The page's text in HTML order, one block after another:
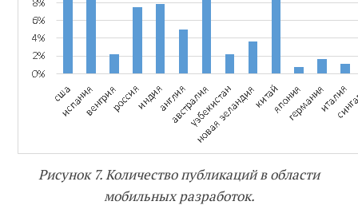
Рисунок 7. Количество публикаций в области
мобильных разработок.